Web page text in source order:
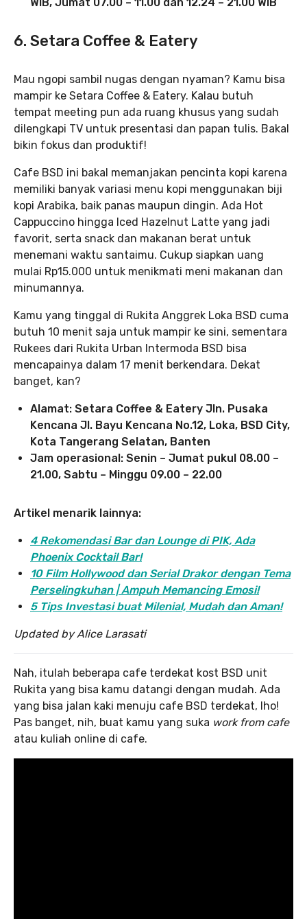
6. Setara Coffee & Eatery
Mau ngopi sambil nugas dengan nyaman? Kamu bisa
mampir ke Setara Coffee & Eatery. Kalau butuh
tempat meeting pun ada ruang khusus yang sudah
dilengkapi TV untuk presentasi dan papan tulis. Bakal
bikin fokus dan produktif!
Cafe BSD ini bakal memanjakan pencinta kopi karena
memiliki banyak variasi menu kopi menggunakan biji
kopi Arabika, baik panas maupun dingin. Ada Hot
Cappuccino hingga Iced Hazelnut Latte yang jadi
favorit, serta snack dan makanan berat untuk
menemani waktu santaimu. Cukup siapkan uang
mulai Rp15.000 untuk menikmati meni makanan dan
minumannya.
Kamu yang tinggal di Rukita Anggrek Loka BSD cuma
butuh 10 menit saja untuk mampir ke sini, sementara
Rukees dari Rukita Urban Intermoda BSD bisa
mencapainya dalam 17 menit berkendara. Dekat
banget, kan?
Alamat: Setara Coffee & Eatery Jln. Pusaka
Kencana Jl. Bayu Kencana No.12, Loka, BSD City,
Kota Tangerang Selatan, Banten
Jam operasional: Senin – Jumat pukul 08.00 –
21.00, Sabtu – Minggu 09.00 – 22.00
Artikel menarik lainnya:
4 Rekomendasi Bar dan Lounge di PIK, Ada
Phoenix Cocktail Bar!
10 Film Hollywood dan Serial Drakor dengan Tema
Perselingkuhan | Ampuh Memancing Emosi!
5 Tips Investasi buat Milenial, Mudah dan Aman!
Updated by Alice Larasati
Nah, itulah beberapa cafe terdekat kost BSD unit
Rukita yang bisa kamu datangi dengan mudah. Ada
yang bisa jalan kaki menuju cafe BSD terdekat, lho!
Pas banget, nih, buat kamu yang suka work from cafe
atau kuliah online di cafe.